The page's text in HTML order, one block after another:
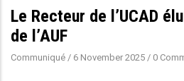
Le Recteur de l’UCAD
de l’AUF
Communiqué / 6 November 2025 / 0